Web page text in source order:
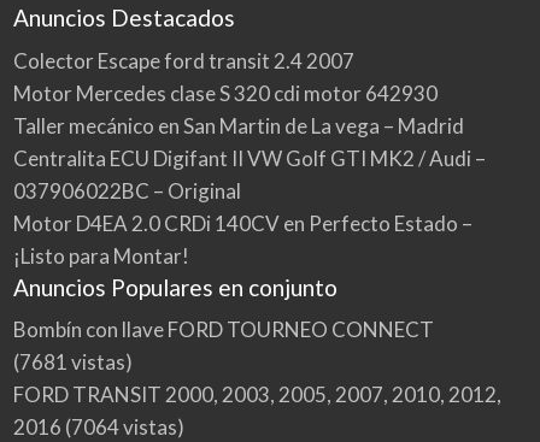
Anuncios Destacados
Colector Escape ford transit 2.4 2007
Motor Mercedes clase S 320 cdi motor 642930
Taller mecánico en San Martin de La vega – Madrid
Centralita ECU Digifant II VW Golf GTI MK2 / Audi –
037906022BC – Original
Motor D4EA 2.0 CRDi 140CV en Perfecto Estado –
¡Listo para Montar!
Anuncios Populares en conjunto
Bombín con llave FORD TOURNEO CONNECT
(7681 vistas)
FORD TRANSIT 2000, 2003, 2005, 2007, 2010, 2012,
2016 (7064 vistas)